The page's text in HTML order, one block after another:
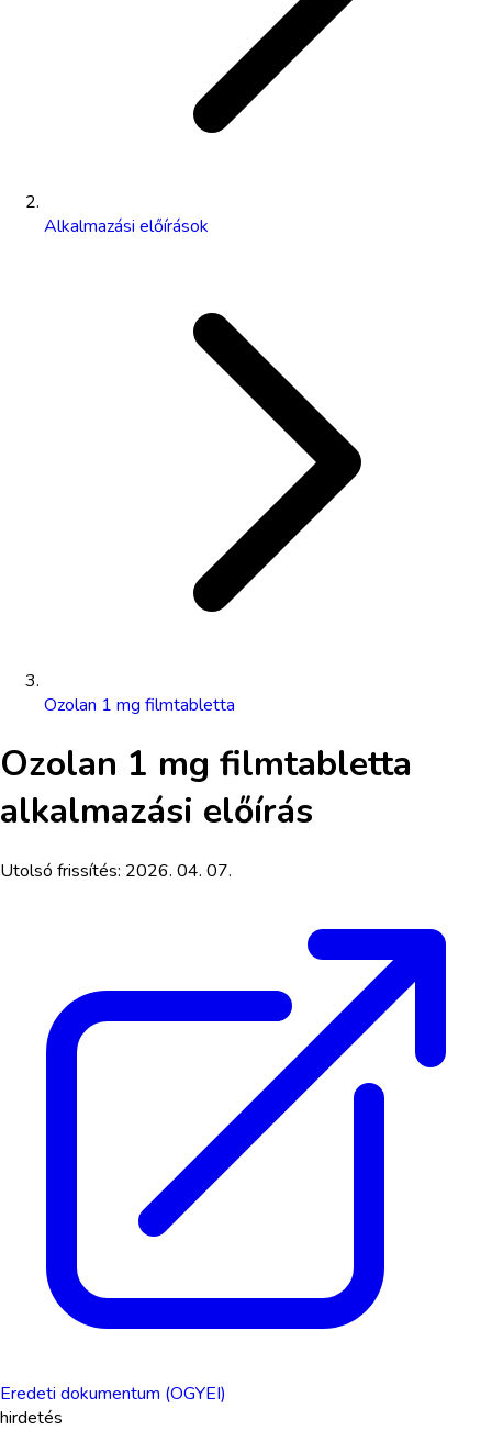
Alkalmazási előírások
Ozolan 1 mg filmtabletta
Ozolan 1 mg filmtabletta
alkalmazási előírás
Utolsó frissítés: 2026. 04. 07.
Eredeti dokumentum (OGYEI)
hirdetés